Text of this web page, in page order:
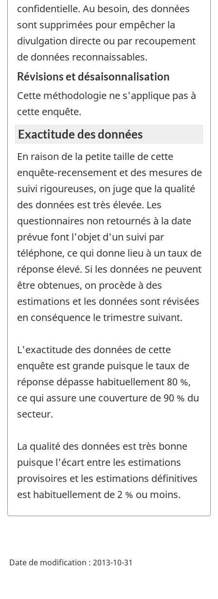
confidentielle. Au besoin, des données
sont supprimées pour empêcher la
divulgation directe ou par recoupement
de données reconnaissables.
Révisions et désaisonnalisation
Cette méthodologie ne s'applique pas à
cette enquête.
Exactitude des données
En raison de la petite taille de cette
enquête-recensement et des mesures de
suivi rigoureuses, on juge que la qualité
des données est très élevée. Les
questionnaires non retournés à la date
prévue font l'objet d'un suivi par
téléphone, ce qui donne lieu à un taux de
réponse élevé. Si les données ne peuvent
être obtenues, on procède à des
estimations et les données sont révisées
en conséquence le trimestre suivant.
L'exactitude des données de cette
enquête est grande puisque le taux de
réponse dépasse habituellement 80 %,
ce qui assure une couverture de 90 % du
secteur.
La qualité des données est très bonne
puisque l'écart entre les estimations
provisoires et les estimations définitives
est habituellement de 2 % ou moins.
Date de modification : 2013-10-31